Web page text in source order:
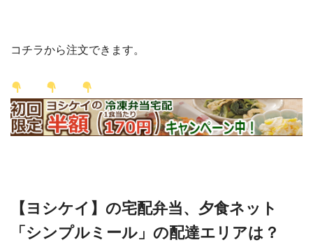
コチラから注文できます。
【ヨシケイ】の宅配弁当、夕食ネット
「シンプルミール」の配達エリアは？